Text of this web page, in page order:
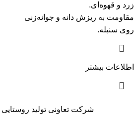
زرد و قهوه‌ای.
مقاومت به ریزش دانه و جوانه‌زنی
روی سنبله.
اطلاعات بیشتر